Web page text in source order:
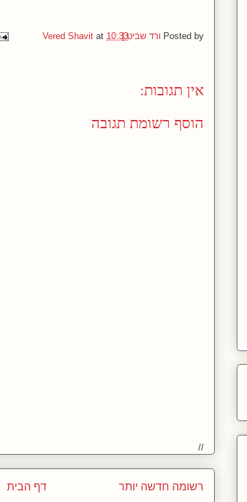
Posted by ורד שביט | Vered Shavit at 10:33
אין תגובות:
הוסף רשומת תגובה
//
רשומה חדשה יותר דף הבית